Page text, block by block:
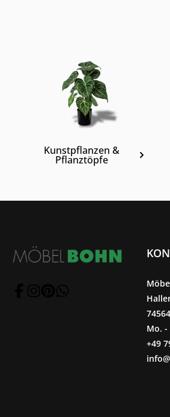
Kunstpflanzen &
Pflanztöpfe
Mo. -
+49